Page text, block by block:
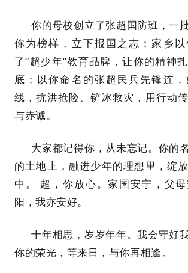
你的母校创立了张超国防班，一
你为榜样，立下报国之志；家乡
了“超少年”教育品牌，让你的精神
底；以你命名的张超民兵先锋连
线，抗洪抢险、铲冰救灾，用行动
与赤诚。
大家都记得你，从未忘记。你的
的土地上，融进少年的理想里，绽
中。 超，你放心。家国安宁，父
阳，我亦安好。
十年相思，岁岁年年。我会守好
你的荣光，等来日，与你再相逢。